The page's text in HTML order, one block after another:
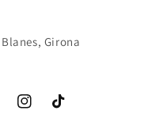
Girona
InstagramTikTok